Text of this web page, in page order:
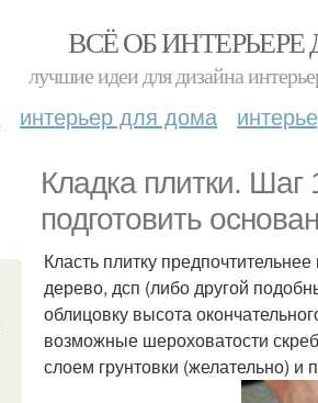
ВСЁ ОБ
лучшие идеи для дизайна
интерьер для дома
Кладка плитки. Шаг
подготовить
Класть плитку
дерево, дсп (либо другой
облицовку высота
возможные шероховатости
слоем грунтовки (желательно) и